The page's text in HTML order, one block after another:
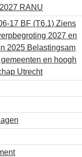
RANU
17 BF (T6.1) Ziens
2027 en
2025 Belastingsam
en hoogh
Utrecht